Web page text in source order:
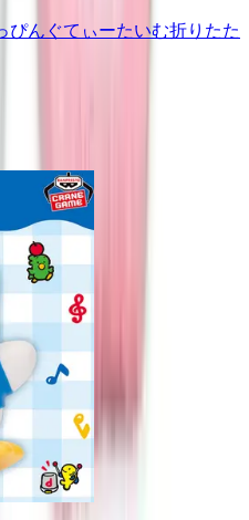
んぐてぃーたいむ折りたた